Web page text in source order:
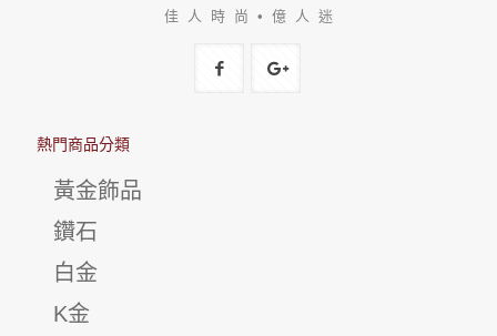
佳 人 時 尚 • 億 人 迷
熱門商品分類
黃金飾品
鑽石
白金
K金